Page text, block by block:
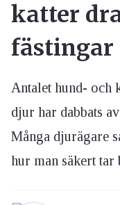
katter
fästingar
Antalet hund- och
djur har dabbats
Många djurägare
hur man säkert tar